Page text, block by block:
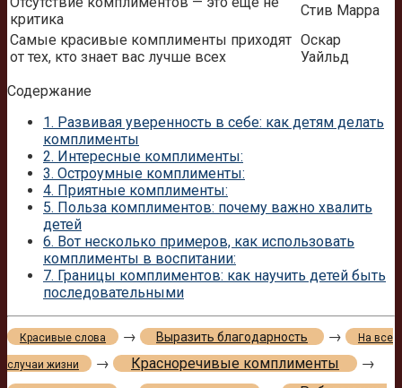
критика
Стив Марра
Самые красивые комплименты приходят
от тех, кто знает вас лучше всех
Оскар
Уайльд
Содержание
1. Развивая уверенность в себе: как детям делать
комплименты
2. Интересные комплименты:
3. Остроумные комплименты:
4. Приятные комплименты:
5. Польза комплиментов: почему важно хвалить
детей
6. Вот несколько примеров, как использовать
комплименты в воспитании:
7. Границы комплиментов: как научить детей быть
последовательными
Красивые слова → Выразить благодарность → На все
случаи жизни → Красноречивые комплименты →